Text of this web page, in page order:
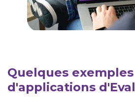
Quelques exemples
d'applications d'Eval